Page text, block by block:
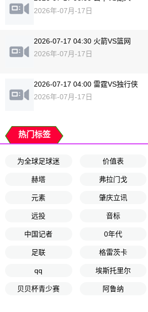
2026年-07月-17日
2026-07-17 04:30 火箭VS篮网
2026年-07月-17日
2026-07-17 04:00 雷霆VS独行侠
2026年-07月-17日
热门标签
为全球足球迷 价值表
赫塔 弗拉门戈
元素 肇庆立讯
远投 音标
中国记者 0年代
足联 格雷茨卡
qq 埃斯托里尔
贝贝杯青少赛 阿鲁纳